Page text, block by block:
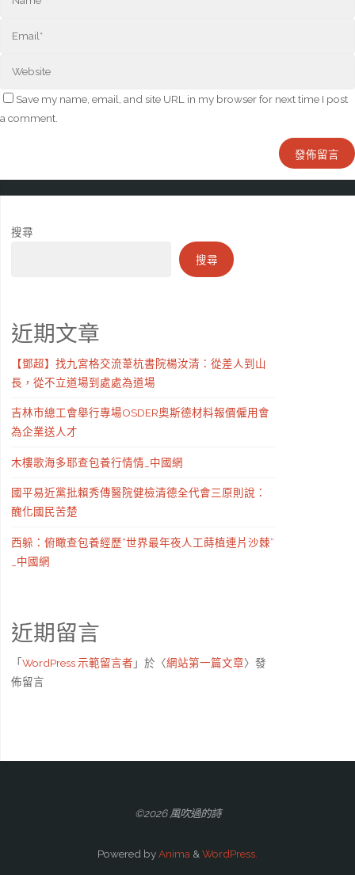
Save my name, email, and site URL in my browser for next time I post
a comment.
搜尋
搜尋
近期文章
【鄧超】找九宮格交流葦杭書院楊汝清：從差人到山
長，從不立道場到處處為道場
吉林市總工會舉行專場OSDER奧斯德材料報價僱用會
為企業送人才
木樓歌海多耶查包養行情情_中國網
國平易近黨批賴秀傳醫院健檢清德全代會三原則說：
醜化國民苦楚
西躲：俯瞰查包養經歷“世界最年夜人工蒔植連片沙棘”
_中國網
近期留言
「WordPress 示範留言者 」於〈網站第一篇文章〉發
佈留言
©2026 風吹過的詩
Powered byAnima & WordPress.